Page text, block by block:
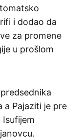
i dodao da
za promene
u prošlom
a Pajaziti je pre
Isufijem